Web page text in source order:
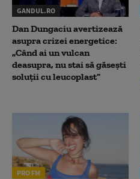
GANDUL.RO
Dan Dungaciu avertizează
asupra crizei energetice:
„Când ai un vulcan
deasupra, nu stai să găsești
soluții cu leucoplast”
PRO FM